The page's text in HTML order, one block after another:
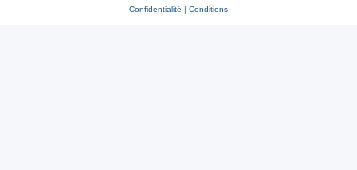
Confidentialité | Conditions